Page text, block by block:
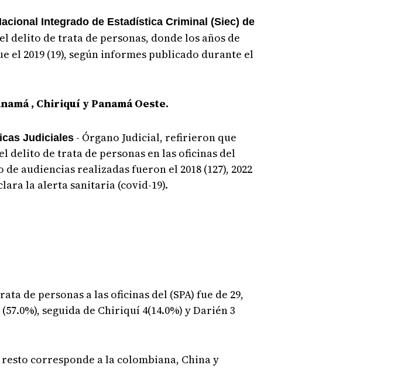
Integrado de Estadística Criminal (Siec)de
delito de tratade personas, donde los años de
el 2019 (19), según informes publicado durante el
, Chiriquí y PanamáOeste.
Judiciales - Órgano Judicial, refirieron que
delito de trata de personas en las oficinas del
de audiencias realizadas fueron el 2018 (127), 2022
la alerta sanitaria (covid-19).
de personas a las oficinas del (SPA) fue de 29,
seguida de Chiriquí 4(14.0%) y Darién 3
corresponde a la colombiana, China y